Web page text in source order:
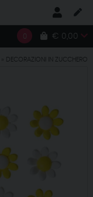
0 € 0,00
DECORAZIONI IN ZUCCHERO